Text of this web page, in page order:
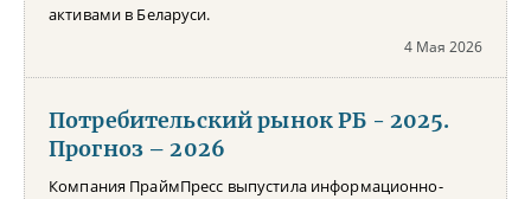
активами в Беларуси.
4 Мая 2026
Потребительский рынок РБ - 2025.
Прогноз – 2026
Компания ПраймПресс выпустила информационно-